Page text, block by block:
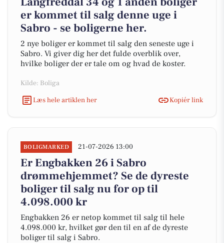
er kommet til salg denne uge i
Sabro - se boligerne her.
2 nye boliger er kommet til salg den seneste uge i
Sabro. Vi giver dig her det fulde overblik over,
hvilke boliger der er tale om og hvad de koster.
Kilde: Boliga
Læs hele artiklen her
Kopiér link
BOLIGMARKED 21-07-2026 13:00
Er Engbakken 26 i Sabro
drømmehjemmet? Se de dyreste
boliger til salg nu for op til
4.098.000 kr
Engbakken 26 er netop kommet til salg til hele
4.098.000 kr, hvilket gør den til en af de dyreste
boliger til salg i Sabro.